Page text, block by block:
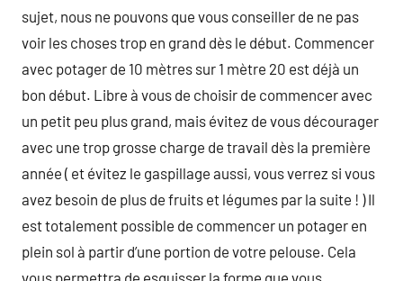
sujet, nous ne pouvons que vous conseiller de ne pas
voir les choses trop en grand dès le début. Commencer
avec potager de 10 mètres sur 1 mètre 20 est déjà un
bon début. Libre à vous de choisir de commencer avec
un petit peu plus grand, mais évitez de vous décourager
avec une trop grosse charge de travail dès la première
année ( et évitez le gaspillage aussi, vous verrez si vous
avez besoin de plus de fruits et légumes par la suite ! ) Il
est totalement possible de commencer un potager en
plein sol à partir d’une portion de votre pelouse. Cela
vous permettra de esquisser la forme que vous